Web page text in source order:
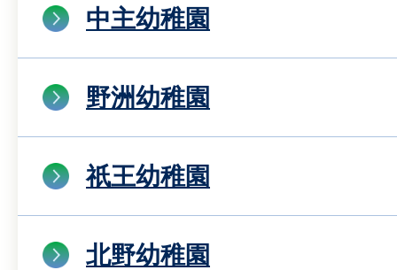
中主幼稚園
野洲幼稚園
祇王幼稚園
北野幼稚園